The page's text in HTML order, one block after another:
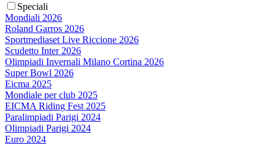
Speciali
Mondiali 2026
Roland Garros 2026
Sportmediaset Live Riccione 2026
Scudetto Inter 2026
Olimpiadi Invernali Milano Cortina 2026
Super Bowl 2026
Eicma 2025
Mondiale per club 2025
EICMA Riding Fest 2025
Paralimpiadi Parigi 2024
Olimpiadi Parigi 2024
Euro 2024